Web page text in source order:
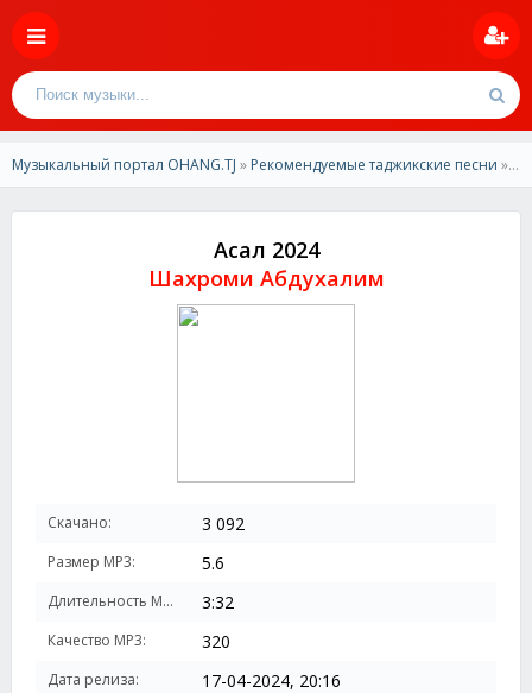
Музыкальный портал OHANG.TJ » Рекомендуемые таджикские песни » Шахроми Абдухалим -Асал 2024
Асал 2024
Шахроми Абдухалим
Скачано: 3 092
Размер MP3: 5.6
Длительность MP3: 3:32
Качество MP3: 320
Дата релиза: 17-04-2024, 20:16